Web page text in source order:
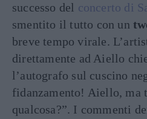
successo del concerto di
smentito il tutto con un
breve tempo virale.
direttamente ad Aiello
l’autografo sul cuscino
fidanzamento! Aiello, ma
qualcosa?”. I commenti